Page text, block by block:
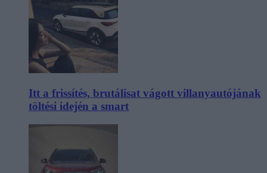
Itt a frissítés, brutálisat vágott villanyautójának
töltési idején a smart